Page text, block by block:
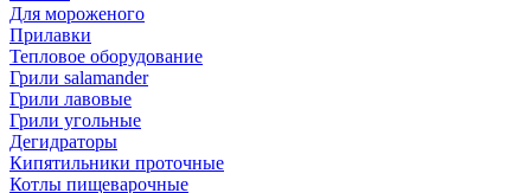
Для мороженого
Прилавки
Тепловое оборудование
Грили salamander
Грили лавовые
Грили угольные
Дегидраторы
Кипятильники проточные
Котлы пищеварочные